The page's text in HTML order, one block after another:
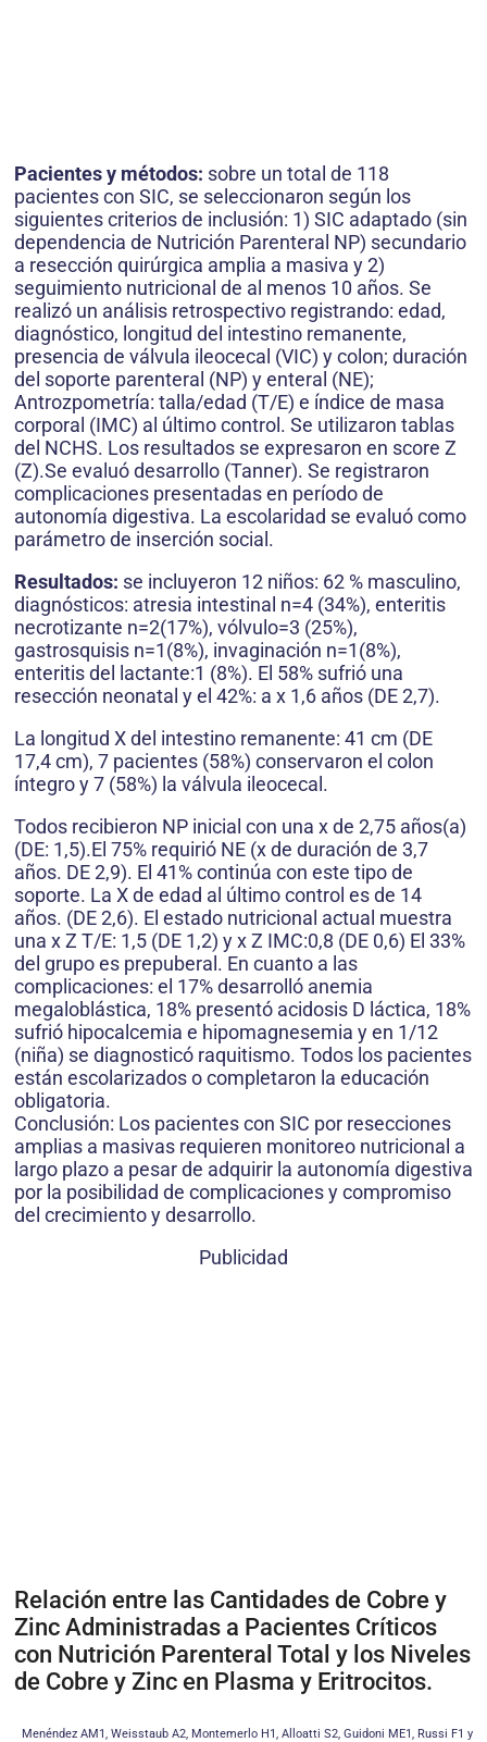
Pacientes y métodos: sobre un total de 118
pacientes con SIC, se seleccionaron según los
siguientes criterios de inclusión: 1) SIC adaptado (sin
dependencia de Nutrición Parenteral NP) secundario
a resección quirúrgica amplia a masiva y 2)
seguimiento nutricional de al menos 10 años. Se
realizó un análisis retrospectivo registrando: edad,
diagnóstico, longitud del intestino remanente,
presencia de válvula ileocecal (VIC) y colon; duración
del soporte parenteral (NP) y enteral (NE);
Antrozpometría: talla/edad (T/E) e índice de masa
corporal (IMC) al último control. Se utilizaron tablas
del NCHS. Los resultados se expresaron en score Z
(Z).Se evaluó desarrollo (Tanner). Se registraron
complicaciones presentadas en período de
autonomía digestiva. La escolaridad se evaluó como
parámetro de inserción social.
Resultados: se incluyeron 12 niños: 62 % masculino,
diagnósticos: atresia intestinal n=4 (34%), enteritis
necrotizante n=2(17%), vólvulo=3 (25%),
gastrosquisis n=1(8%), invaginación n=1(8%),
enteritis del lactante:1 (8%). El 58% sufrió una
resección neonatal y el 42%: a x 1,6 años (DE 2,7).
La longitud X del intestino remanente: 41 cm (DE
17,4 cm), 7 pacientes (58%) conservaron el colon
íntegro y 7 (58%) la válvula ileocecal.
Todos recibieron NP inicial con una x de 2,75 años(a)
(DE: 1,5).El 75% requirió NE (x de duración de 3,7
años. DE 2,9). El 41% continúa con este tipo de
soporte. La X de edad al último control es de 14
años. (DE 2,6). El estado nutricional actual muestra
una x Z T/E: 1,5 (DE 1,2) y x Z IMC:0,8 (DE 0,6) El 33%
del grupo es prepuberal. En cuanto a las
complicaciones: el 17% desarrolló anemia
megaloblástica, 18% presentó acidosis D láctica, 18%
sufrió hipocalcemia e hipomagnesemia y en 1/12
(niña) se diagnosticó raquitismo. Todos los pacientes
están escolarizados o completaron la educación
obligatoria.
Conclusión: Los pacientes con SIC por resecciones
amplias a masivas requieren monitoreo nutricional a
largo plazo a pesar de adquirir la autonomía digestiva
por la posibilidad de complicaciones y compromiso
del crecimiento y desarrollo.
Publicidad
Relación entre las Cantidades de Cobre y
Zinc Administradas a Pacientes Críticos
con Nutrición Parenteral Total y los Niveles
de Cobre y Zinc en Plasma y Eritrocitos.
Menéndez AM1, Weisstaub A2, Montemerlo H1, Alloatti S2, Guidoni ME1, Russi F1 y